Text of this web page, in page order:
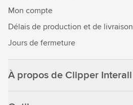
Mon compte
Délais de production et de livraison
Jours de fermeture
À propos de Clipper Interall